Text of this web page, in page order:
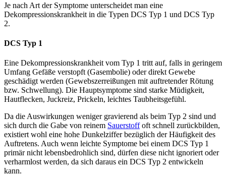
Je nach Art der Symptome unterscheidet man eine
Dekompressionskrankheit in die Typen DCS Typ 1 und DCS Typ
2.
DCS Typ 1
Eine Dekompressionskrankheit vom Typ 1 tritt auf, falls in geringem
Umfang Gefäße verstopft (Gasembolie) oder direkt Gewebe
geschädigt werden (Gewebszerreißungen mit auftretender Rötung
bzw. Schwellung). Die Hauptsymptome sind starke Müdigkeit,
Hautflecken, Juckreiz, Prickeln, leichtes Taubheitsgefühl.
Da die Auswirkungen weniger gravierend als beim Typ 2 sind und
sich durch die Gabe von reinem Sauerstoffoft schnell zurückbilden,
existiert wohl eine hohe Dunkelziffer bezüglich der Häufigkeit des
Auftretens. Auch wenn leichte Symptome bei einem DCS Typ 1
primär nicht lebensbedrohlich sind, dürfen diese nicht ignoriert oder
verharmlost werden, da sich daraus ein DCS Typ 2 entwickeln
kann.